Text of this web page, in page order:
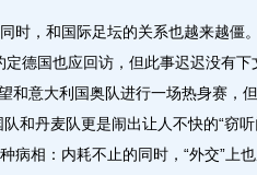
，和国际足坛的关系也越来越僵
德国也应回访，但此事迟迟没有下
和意大利国奥队进行一场热身赛，
和丹麦队更是闹出让人不快的“窃听
病相：内耗不止的同时，“外交”上